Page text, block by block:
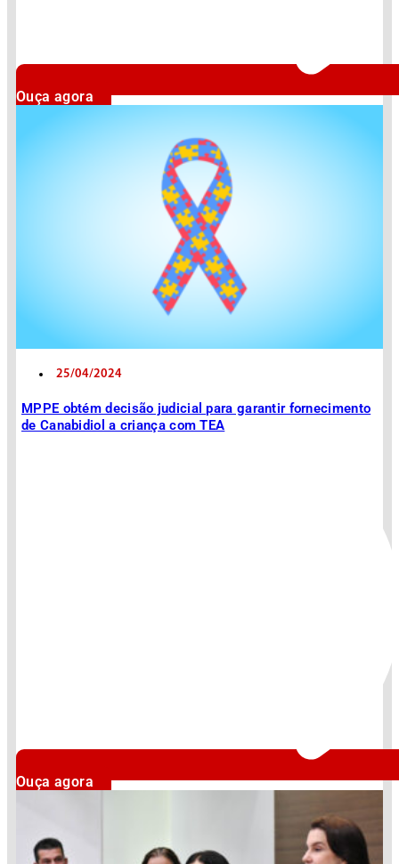
Ouça agora
25/04/2024
MPPE obtém decisão judicial para garantir fornecimento
de Canabidiol a criança com TEA
Ouça agora